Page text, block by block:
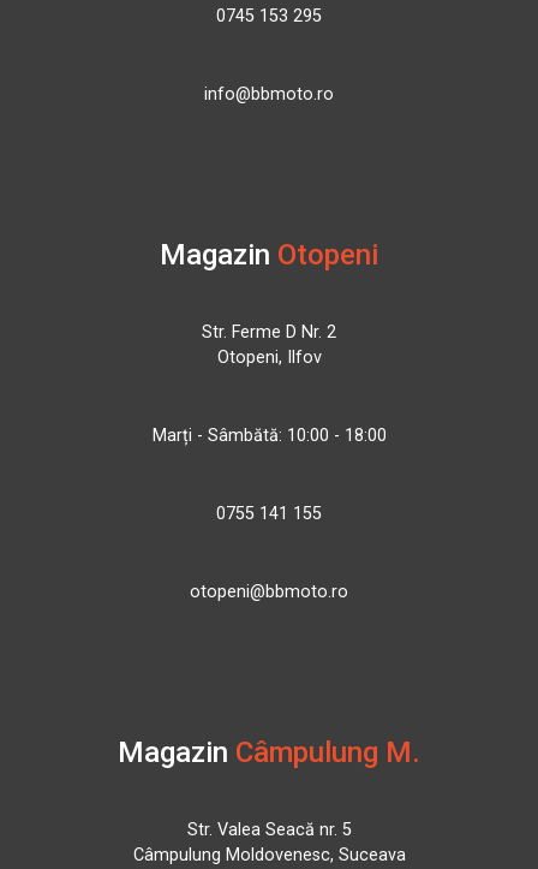
0745 153 295
info@bbmoto.ro
Magazin Otopeni
Str. Ferme D Nr. 2
Otopeni, Ilfov
Marți - Sâmbătă: 10:00 - 18:00
0755 141 155
otopeni@bbmoto.ro
Magazin Câmpulung M.
Str. Valea Seacă nr. 5
Câmpulung Moldovenesc, Suceava